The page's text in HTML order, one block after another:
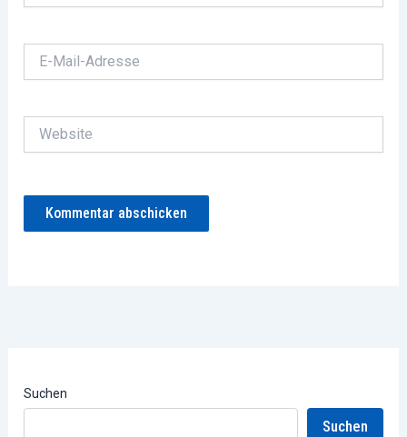
Mail-
Suchen
Suchen